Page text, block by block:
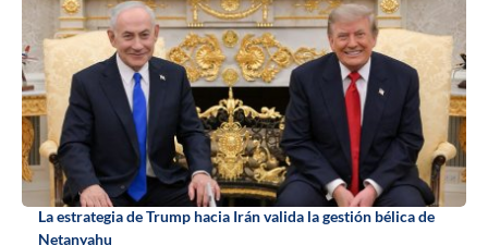
La estrategia de Trump hacia Irán valida la gestión bélica de
Netanyahu